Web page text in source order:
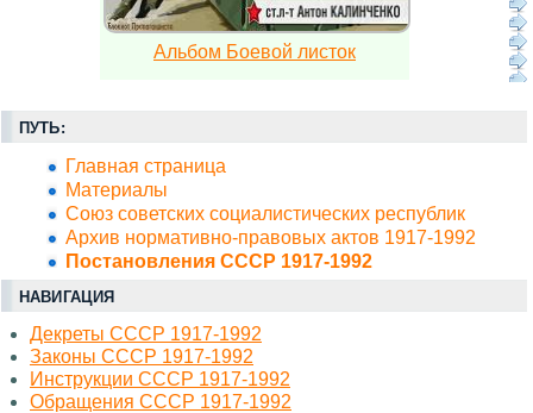
Альбом Боевой листок
ПУТЬ:
Главная страница
Материалы
Союз советских социалистических республик
Архив нормативно-правовых актов 1917-1992
Постановления СССР 1917-1992
НАВИГАЦИЯ
Декреты СССР 1917-1992
Законы СССР 1917-1992
Инструкции СССР 1917-1992
Обращения СССР 1917-1992